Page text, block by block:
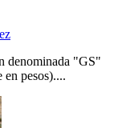
denominada "GS"
pesos)....